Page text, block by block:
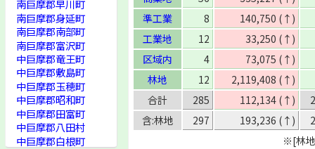
準工業
8
140,750 (↑)
工業地
12
33,250 (↑)
区域内
4
73,075 (↑)
林地
12
2,119,408 (↑)
合計
285 112,134 (↑)
含:林地
297 193,236 (↑)
※[林
南巨摩郡早川町
南巨摩郡身延町
南巨摩郡南部町
南巨摩郡富沢町
中巨摩郡竜王町
中巨摩郡敷島町
中巨摩郡玉穂町
中巨摩郡昭和町
中巨摩郡田富町
中巨摩郡八田村
中巨摩郡白根町